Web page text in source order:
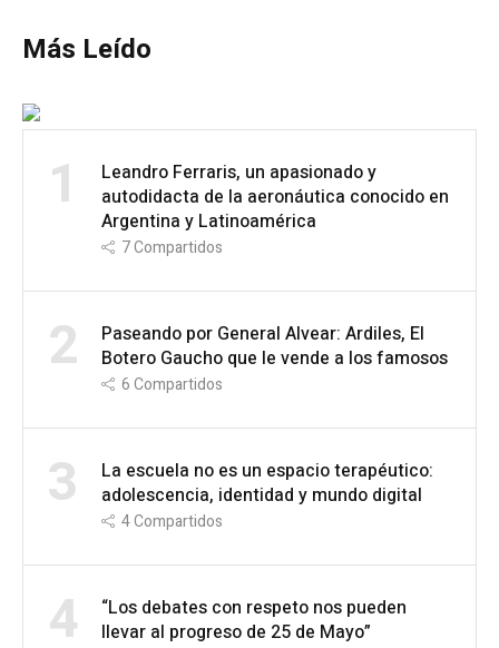
Más Leído
1
Leandro Ferraris, un apasionado y
autodidacta de la aeronáutica conocido en
Argentina y Latinoamérica
7Compartidos
2
Paseando por General Alvear: Ardiles, El
Botero Gaucho que le vende a los famosos
6Compartidos
3
La escuela no es un espacio terapéutico:
adolescencia, identidad y mundo digital
4Compartidos
4
“Los debates con respeto nos pueden
llevar al progreso de 25 de Mayo”